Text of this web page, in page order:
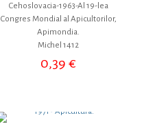
Cehoslovacia-1963-Al 19-lea
Congres Mondial al Apicultorilor,
Apimondia.
Michel 1412
0,39€